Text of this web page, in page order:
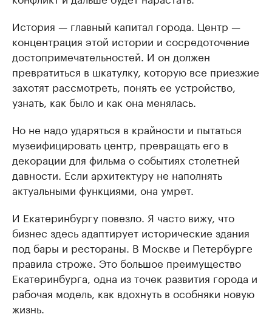
История — главный капитал города. Центр —
концентрация этой истории и сосредоточение
достопримечательностей. И он должен
превратиться в шкатулку, которую все приезжие
захотят рассмотреть, понять ее устройство,
узнать, как было и как она менялась.
Но не надо ударяться в крайности и пытаться
музеифицировать центр, превращать его в
декорации для фильма о событиях столетней
давности. Если архитектуру не наполнять
актуальными функциями, она умрет.
И Екатеринбургу повезло. Я часто вижу, что
бизнес здесь адаптирует исторические здания
под бары и рестораны. В Москве и Петербурге
правила строже. Это большое преимущество
Екатеринбурга, одна из точек развития города и
рабочая модель, как вдохнуть в особняки новую
жизнь.